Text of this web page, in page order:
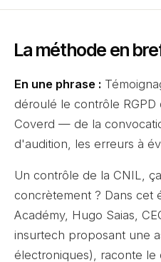
La méthode en
En une phrase :
déroulé le contrôle
Coverd — de la
d'audition, les erreurs à
Un contrôle de la CNIL,
concrètement ? Dans cet
Académy, Hugo Saias,
insurtech proposant une
électroniques), raconte le